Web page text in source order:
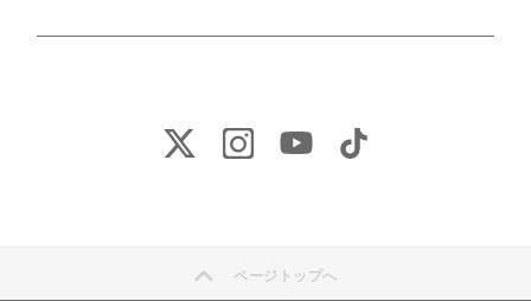
ページトップへ